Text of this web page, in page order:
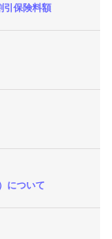
保険料額
について